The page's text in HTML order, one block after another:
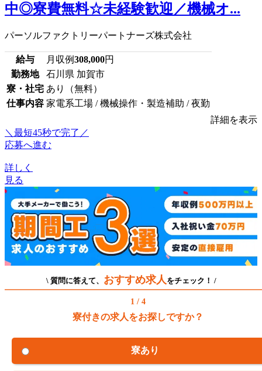
中◎寮費無料☆未経験歓迎／機械オ...
パーソルファクトリーパートナーズ株式会社
給与 月収例308,000円
勤務地
石川県 加賀市
寮・社宅 あり（無料）
仕事内容 家電系工場 / 機械操作・製造補助 / 夜勤
詳細を表示
＼最短45秒で完了／
応募へ進む
詳しく
見る
\ 質問に答えて、 おすすめ求人 をチェック！ /
1 / 4
寮付きの求人をお探しですか？
寮あり